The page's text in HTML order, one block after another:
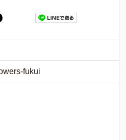
fukui